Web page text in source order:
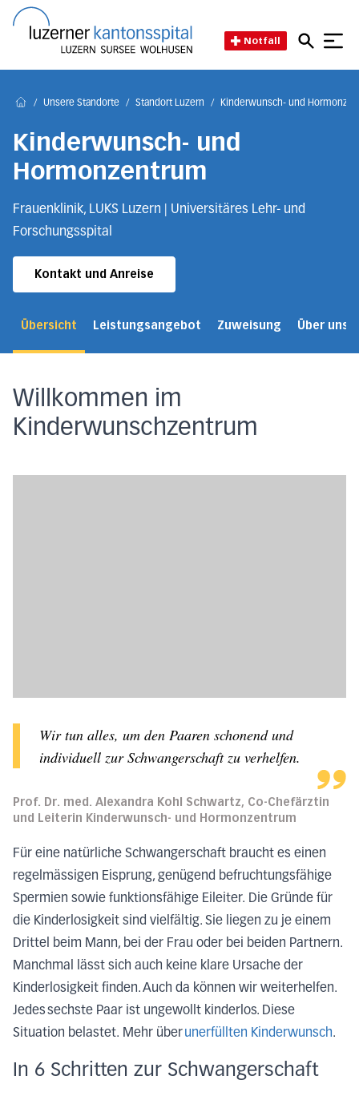
Notfall
/ Unsere Standorte / Standort Luzern / Kinderwunsch- und
Kinderwunsch- und
Hormonzentrum
Frauenklinik, LUKS Luzern | Universitäres Lehr- und
Forschungsspital
Kontakt und Anreise
Übersicht Leistungsangebot Zuweisung Über uns
Willkommen im
Kinderwunschzentrum
Wir tun alles, um den Paaren schonend und
individuell zur Schwangerschaft zu verhelfen.
Prof. Dr. med. Alexandra Kohl Schwartz, Co-Chefärztin
und Leiterin Kinderwunsch- und Hormonzentrum
Für eine natürliche Schwangerschaft braucht es einen
regelmässigen Eisprung, genügend befruchtungsfähige
Spermien sowie funktionsfähige Eileiter. Die Gründe für
die Kinderlosigkeit sind vielfältig. Sie liegen zu je einem
Drittel beim Mann, bei der Frau oder bei beiden Partnern.
Manchmal lässt sich auch keine klare Ursache der
Kinderlosigkeit finden. Auch da können wir weiterhelfen.
Jedes sechste Paar ist ungewollt kinderlos. Diese
Situation belastet. Mehr überunerfüllten Kinderwunsch.
In 6 Schritten zur Schwangerschaft